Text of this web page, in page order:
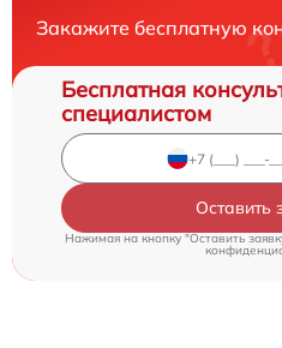
Закажите бесплатную
Бесплатная
специалистом
Оставить
Нажимая на кнопку "Оставить